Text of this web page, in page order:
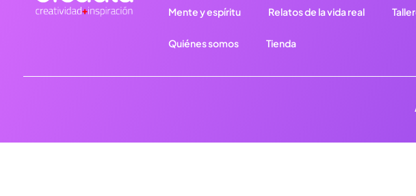
Mente y espíritu Relatos de la vida real
Quiénes somos Tienda